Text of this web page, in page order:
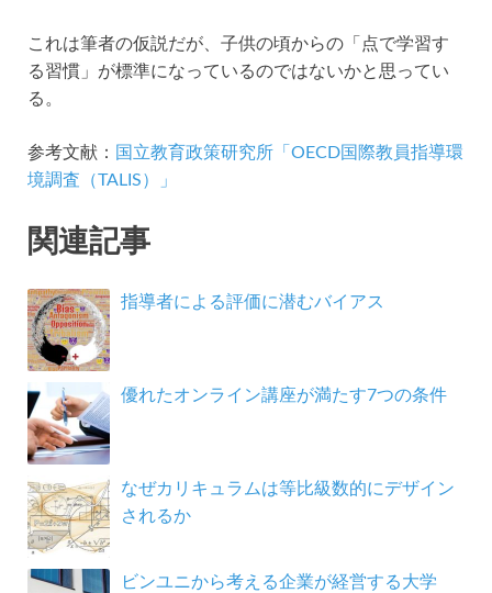
これは筆者の仮説だが、子供の頃からの「点で学習す
る習慣」が標準になっているのではないかと思ってい
る。
参考文献：
国立教育政策研究所「OECD国際教員指導環
境調査（TALIS）」
関連記事
指導者による評価に潜むバイアス
優れたオンライン講座が満たす7つの条件
なぜカリキュラムは等比級数的にデザイン
されるか
ビンユニから考える企業が経営する大学